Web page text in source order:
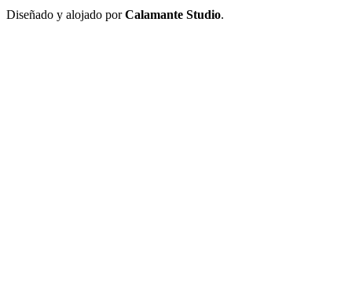
Diseñado y alojado porCalamante Studio.